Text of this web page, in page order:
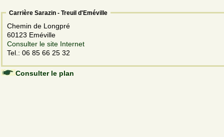
Carrière Sarazin - Treuil d'Eméville
Chemin de Longpré
60123 Eméville
Consulter le site Internet
Tel.: 06 85 66 25 32
Consulter le plan